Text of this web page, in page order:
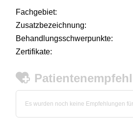
Fachgebiet:
Zusatzbezeichnung:
Behandlungsschwerpunkte:
Zertifikate:
Es wurden noch keine Empfehlungen